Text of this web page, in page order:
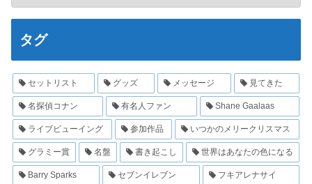
タグ
セットリスト グッズ メッセージ 見てきた
名探偵コナン 有名人ファン Shane Gaalaas
ライブビューイング 参加作品 いつかのメリークリスマス
グラミー賞 名盤 書き起こし 世界はあなたの色になる
Barry Sparks セブンイレブン フキアレナサイ